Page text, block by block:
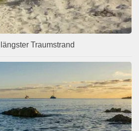
Traumstrand